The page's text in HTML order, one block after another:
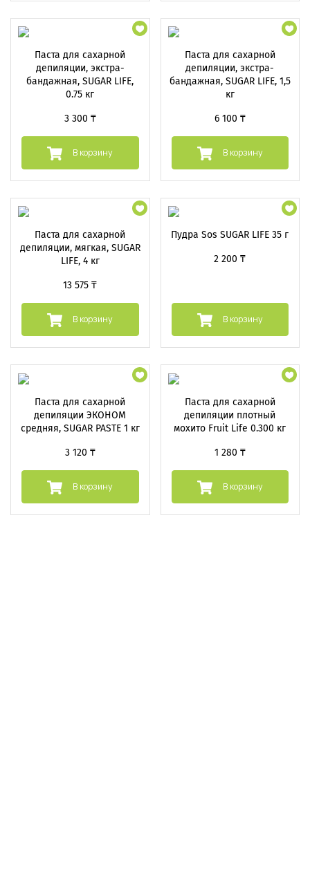
Паста для сахарной
депиляции, экстра-
бандажная, SUGAR LIFE,
0.75 кг
3 300 ₸
В корзину
Паста для сахарной
депиляции, экстра-
бандажная, SUGAR LIFE, 1,5
кг
6 100 ₸
В корзину
Паста для сахарной
депиляции, мягкая, SUGAR
LIFE, 4 кг
13 575 ₸
В корзину
Пудра Sos SUGAR LIFE 35 г
2 200 ₸
В корзину
Паста для сахарной
депиляции ЭКОНОМ
средняя, SUGAR PASTE 1 кг
3 120 ₸
В корзину
Паста для сахарной
депиляции плотный
мохито Fruit Life 0.300 кг
1 280 ₸
В корзину